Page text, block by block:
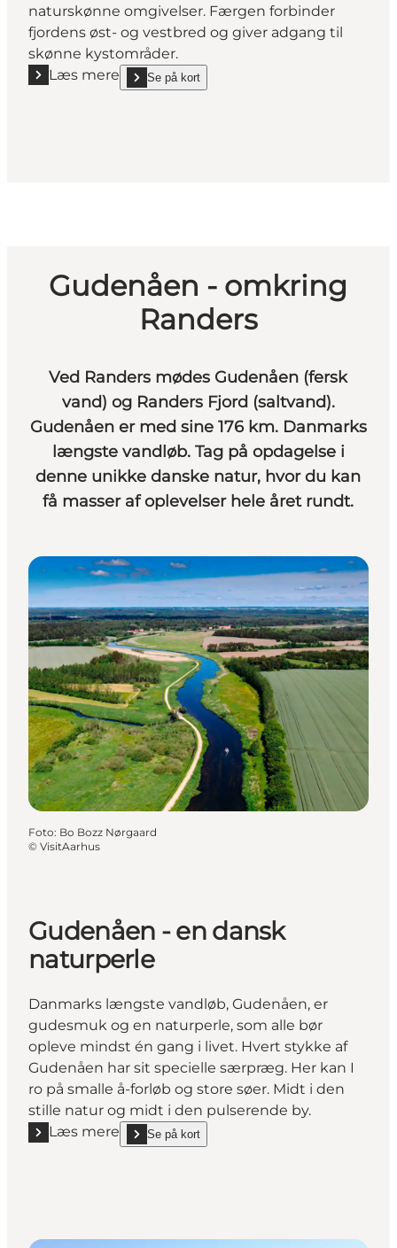
naturskønne omgivelser. Færgen forbinder
fjordens øst- og vestbred og giver adgang til
skønne kystområder.
Læs mere
Læs mere "Udbyhøj Kabelfærge over Randers Fjord"
Se på kort
show Udbyhøj Kabelfærge over Randers Fjord
Gudenåen - omkring
Randers
Ved Randers mødes Gudenåen (fersk
vand) og Randers Fjord (saltvand).
Gudenåen er med sine 176 km. Danmarks
længste vandløb. Tag på opdagelse i
denne unikke danske natur, hvor du kan
få masser af oplevelser hele året rundt.
Foto: Bo Bozz Nørgaard
© VisitAarhus
Gudenåen - en dansk
naturperle
Danmarks længste vandløb, Gudenåen, er
gudesmuk og en naturperle, som alle bør
opleve mindst én gang i livet. Hvert stykke af
Gudenåen har sit specielle særpræg. Her kan I
ro på smalle å-forløb og store søer. Midt i den
stille natur og midt i den pulserende by.
Læs mere
Læs mere "Gudenåen - en dansk naturperle"
Se på kort
show Gudenåen - en dansk naturperle on_map